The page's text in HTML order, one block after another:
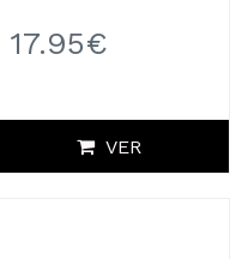
17.95€
VER